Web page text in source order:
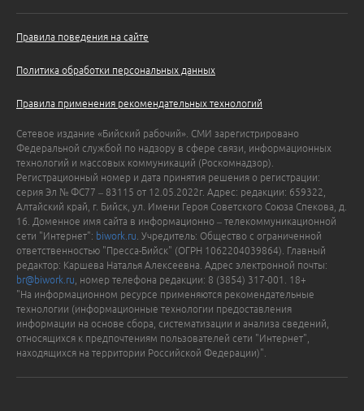
Правила поведения на сайте
Политика обработки персональных данных
Правила применения рекомендательных технологий
Сетевое издание «Бийский рабочий». СМИ зарегистрировано
Федеральной службой по надзору в сфере связи, информационных
технологий и массовых коммуникаций (Роскомнадзор).
Регистрационный номер и дата принятия решения о регистрации:
серия Эл № ФС77 – 83115 от 12.05.2022г. Адрес: редакции: 659322,
Алтайский край, г. Бийск, ул. Имени Героя Советского Союза Спекова, д.
16. Доменное имя сайта в информационно – телекоммуникационной
сети "Интернет": biwork.ru . Учредитель: Общество с ограниченной
ответственностью "Пресса-Бийск" (ОГРН 1062204039864). Главный
редактор: Каршева Наталья Алексеевна. Адрес электронной почты:
br@biwork.ru , номер телефона редакции: 8 (3854) 317-001. 18+
"На информационном ресурсе применяются рекомендательные
технологии (информационные технологии предоставления
информации на основе сбора, систематизации и анализа сведений,
относящихся к предпочтениям пользователей сети "Интернет",
находящихся на территории Российской Федерации)".